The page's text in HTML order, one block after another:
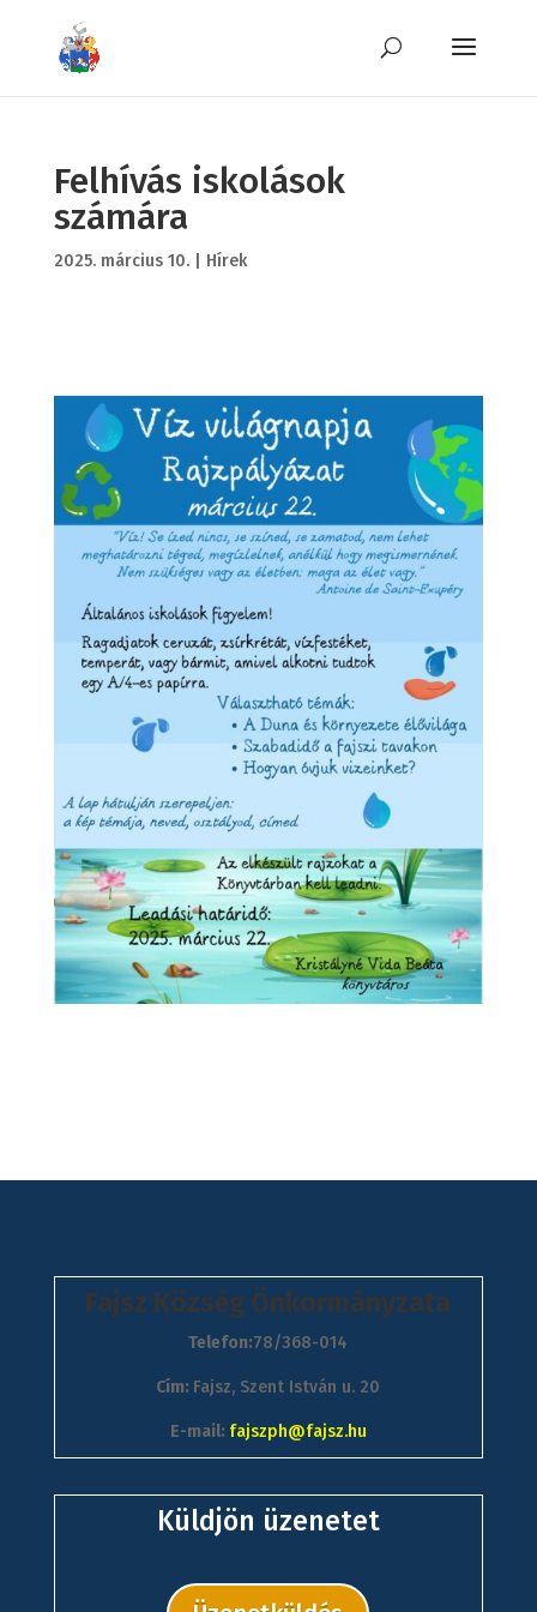
Felhívás iskolások
számára
2025. március 10.| Hírek
Fajsz Község Önkormányzata
Telefon:78/368-014
Cím: Fajsz, Szent István u. 20
E-mail: fajszph@fajsz.hu
Küldjön üzenetet